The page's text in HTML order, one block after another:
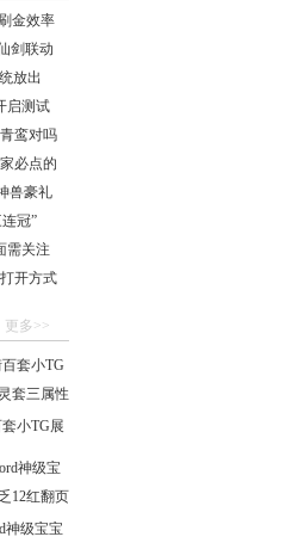
金效率
剑联动
放出
启测试
鸾对吗
必点的
兽豪礼
冠”
需关注
开方式
更多>>
小TG展
神级宝宝